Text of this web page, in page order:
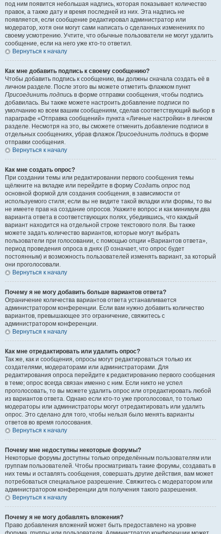
под ним появится небольшая надпись, которая показывает количество
правок, а также дату и время последней из них. Эта надпись не
появляется, если сообщение редактировал администратор или
модератор, хотя они могут сами написать о сделанных изменениях по
своему усмотрению. Учтите, что обычные пользователи не могут удалить
сообщение, если на него уже кто-то ответил.
Вернуться к началу
Как мне добавить подпись к своему сообщению?
Чтобы добавить подпись к сообщению, вы должны сначала создать её в
личном разделе. После этого вы можете отметить флажком пункт
Присоединить подпись в форме отправки сообщения, чтобы подпись
добавилась. Вы также можете настроить добавление подписи по
умолчанию ко всем вашим сообщениям, сделав соответствующий выбор в
параграфе «Отправка сообщений» пункта «Личные настройки» в личном
разделе. Несмотря на это, вы сможете отменить добавление подписи в
отдельных сообщениях, убрав флажок Присоединить подпись в форме
отправки сообщения.
Вернуться к началу
Как мне создать опрос?
При создании темы или редактировании первого сообщения темы
щёлкните на вкладке или перейдите в форму Создать опрос под
основной формой для создания сообщения, в зависимости от
используемого стиля; если вы не видите такой вкладки или формы, то вы
не имеете прав на создание опросов. Укажите вопрос и как минимум два
варианта ответа в соответствующих полях, убедившись, что каждый
вариант находится на отдельной строке текстового поля. Вы также
можете задать количество вариантов, которые могут выбрать
пользователи при голосовании, с помощью опции «Вариантов ответа»,
период проведения опроса в днях (0 означает, что опрос будет
постоянным) и возможность пользователей изменять вариант, за который
они проголосовали.
Вернуться к началу
Почему я не могу добавить больше вариантов ответа?
Ограничение количества вариантов ответа устанавливается
администратором конференции. Если вам нужно добавить количество
вариантов, превышающее это ограничение, свяжитесь с
администратором конференции.
Вернуться к началу
Как мне отредактировать или удалить опрос?
Так же, как и сообщения, опросы могут редактироваться только их
создателями, модераторами или администраторами. Для
редактирования опроса перейдите к редактированию первого сообщения
в теме; опрос всегда связан именно с ним. Если никто не успел
проголосовать, то вы можете удалить опрос или отредактировать любой
из вариантов ответа. Однако если кто-то уже проголосовал, то только
модераторы или администраторы могут отредактировать или удалить
опрос. Это сделано для того, чтобы нельзя было менять варианты
ответов во время голосования.
Вернуться к началу
Почему мне недоступны некоторые форумы?
Некоторые форумы доступны только определённым пользователям или
группам пользователей. Чтобы просматривать такие форумы, создавать в
них темы и оставлять сообщения, совершать другие действия, вам может
потребоваться специальное разрешение. Свяжитесь с модератором или
администратором конференции для получения такого разрешения.
Вернуться к началу
Почему я не могу добавлять вложения?
Право добавления вложений может быть предоставлено на уровне